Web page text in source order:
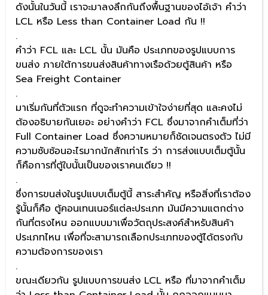
ดังนั้นในวันนี้ เราจะมาลงลึกกันถึงพื้นฐานของไอ้เจ้า คำว่า
LCL หรือ Less than Container Load กัน !!
.
คำว่า FCL และ LCL นั้น มันคือ ประเภทของรูปแบบการ
ขนส่ง ภายใต้การขนส่งสินค้าทางเรือด้วยตู้สินค้า หรือ
Sea Freight Container
.
มาเริ่มกันที่ตัวแรก ที่ดูจะทำความเข้าใจง่ายที่สุด และคงไม่
ต้องอธิบายกันเยอะ อย่างคำว่า FCL ซึ่งมาจากคำเต็มที่ว่า
Full Container Load ซึ่งความหมายก็ชัดเจนตรงตัว ไม่มี
ความซับซ้อนอะไรมากนักสักเท่าไร ว่า การส่งแบบเต็มตู้นั้น
ก็คือการที่ตู้ใบนั้นเป็นของเราคนเดียว !!
.
ซึ่งการขนส่งในรูปแบบเต็มตู้นี้ สาระสำคัญ หรือสิ่งที่เราต้อง
รู้นั้นก็คือ ตู้คอนเทนเนอร์แต่ละประเภท มันมีความแตกต่าง
กันที่ตรงไหน ออกแบบมาเพื่อวัตถุประสงค์สำหรับสินค้า
ประเภทไหน เพื่อที่จะสามารถเลือกประเภทของตู้ได้ตรงกับ
ความต้องการของเรา
.
ขณะเดียวกัน รูปแบบการขนส่ง LCL หรือ ที่มาจากคำเต็ม